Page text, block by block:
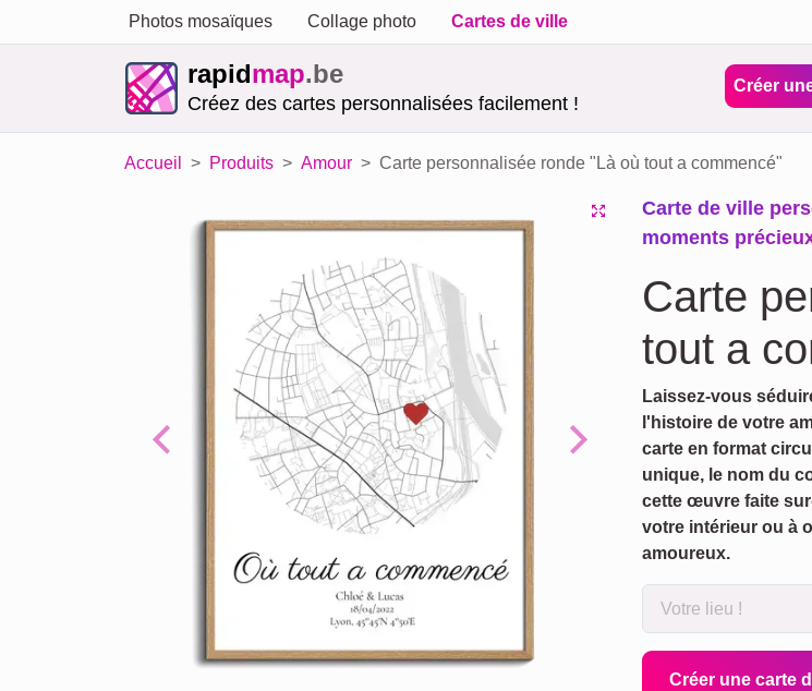
Photos mosaïques Collage photo Cartes de ville
rapidmap.be
Créez des cartes personnalisées facilement !
Créer
Accueil Produits Amour Carte personnalisée ronde "Là où tout a commencé"
Previous Next
Carte de ville
moments
Carte
tout a
Laissez-vous
l'histoire de votre
carte en format
unique, le nom du
cette œuvre faite
votre intérieur ou à
amoureux.
Créer une carte